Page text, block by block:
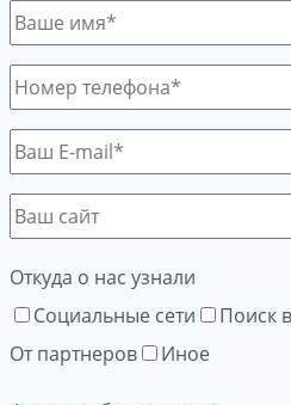
Откуда о нас узнали
Социальные сети
Поиск
От партнеров
Иное